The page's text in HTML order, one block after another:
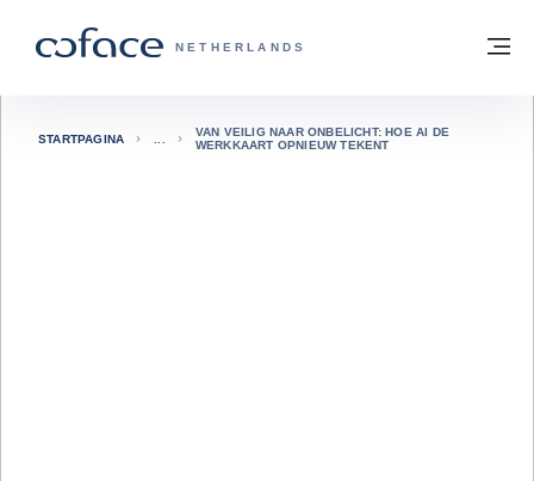
COFACE, FOR TRADE - GROEP
NETHERLANDS
Terug naar startpagina
STARTPAGINA
VAN VEILIG NAAR ONBELICHT: HOE AI DE
WERKKAART OPNIEUW TEKENT